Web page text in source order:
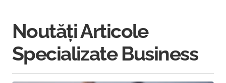
Noutăți Articole
Specializate Business